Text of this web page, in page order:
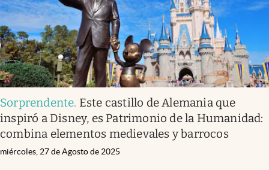
Sorprendente. Este castillo de Alemania que
inspiró a Disney, es Patrimonio de la Humanidad:
combina elementos medievales y barrocos
miércoles, 27 de Agosto de 2025